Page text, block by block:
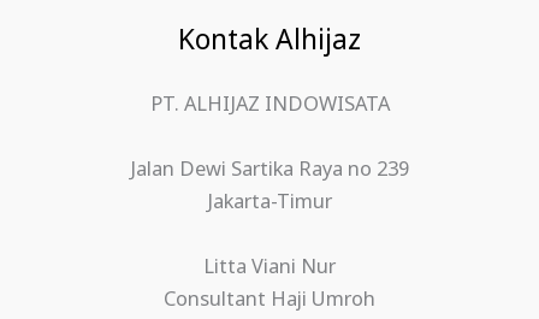
Kontak Alhijaz
PT. ALHIJAZ INDOWISATA
Jalan Dewi Sartika Raya no 239
Jakarta-Timur
Litta Viani Nur
Consultant Haji Umroh